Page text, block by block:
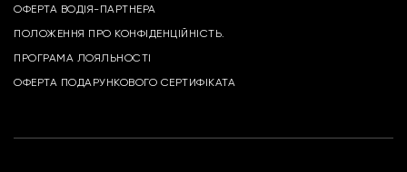
ОФЕРТА ВОДІЯ-ПАРТНЕРА
ПОЛОЖЕННЯ ПРО КОНФІДЕНЦІЙНІСТЬ.
ПРОГРАМА ЛОЯЛЬНОСТІ
ОФЕРТА ПОДАРУНКОВОГО СЕРТИФІКАТА